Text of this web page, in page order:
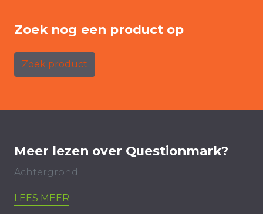
Zoek nog een product op
Zoek product
Meer lezen over Questionmark?
Achtergrond
LEES MEER